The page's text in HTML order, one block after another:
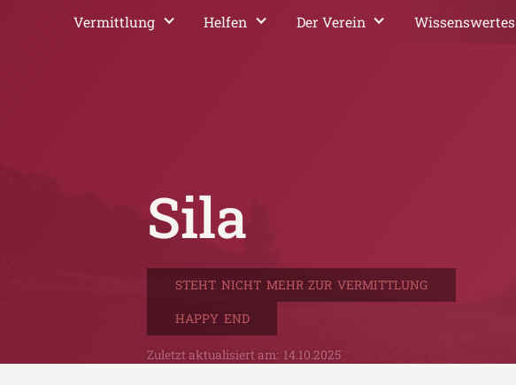
Vermittlung Helfen Der Verein Wissenswertes
Sila
STEHT NICHT MEHR ZUR VERMITTLUNG
HAPPY END
Zuletzt aktualisiert am: 14.10.2025